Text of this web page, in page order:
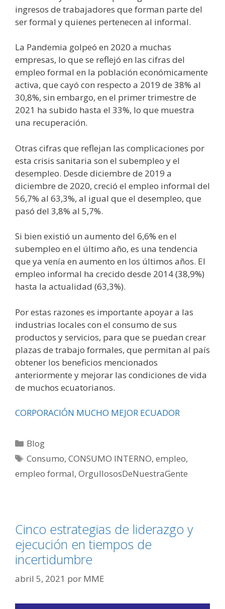
ingresos de trabajadores que forman parte del
ser formal y quienes pertenecen al informal.
La Pandemia golpeó en 2020 a muchas
empresas, lo que se reflejó en las cifras del
empleo formal en la población económicamente
activa, que cayó con respecto a 2019 de 38% al
30,8%, sin embargo, en el primer trimestre de
2021 ha subido hasta el 33%, lo que muestra
una recuperación.
Otras cifras que reflejan las complicaciones por
esta crisis sanitaria son el subempleo y el
desempleo. Desde diciembre de 2019 a
diciembre de 2020, creció el empleo informal del
56,7% al 63,3%, al igual que el desempleo, que
pasó del 3,8% al 5,7%.
Si bien existió un aumento del 6,6% en el
subempleo en el último año, es una tendencia
que ya venía en aumento en los últimos años. El
empleo informal ha crecido desde 2014 (38,9%)
hasta la actualidad (63,3%).
Por estas razones es importante apoyar a las
industrias locales con el consumo de sus
productos y servicios, para que se puedan crear
plazas de trabajo formales, que permitan al país
obtener los beneficios mencionados
anteriormente y mejorar las condiciones de vida
de muchos ecuatorianos.
CORPORACIÓN MUCHO MEJOR ECUADOR
Blog
Consumo,CONSUMO INTERNO,empleo,
empleo formal, OrgullososDeNuestraGente
Cinco estrategias de liderazgo y
ejecución en tiempos de
incertidumbre
abril 5, 2021 por MME